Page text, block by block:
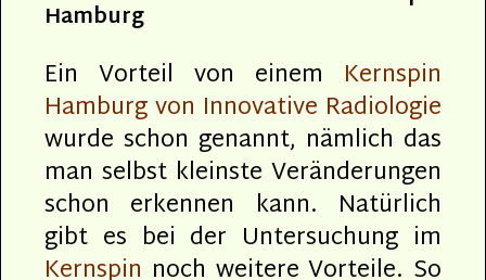
Hamburg
Ein Vorteil von einem Kernspin
Hamburg von Innovative Radiologie
wurde schon genannt, nämlich das
man selbst kleinste Veränderungen
schon erkennen kann. Natürlich
gibt es bei der Untersuchung im